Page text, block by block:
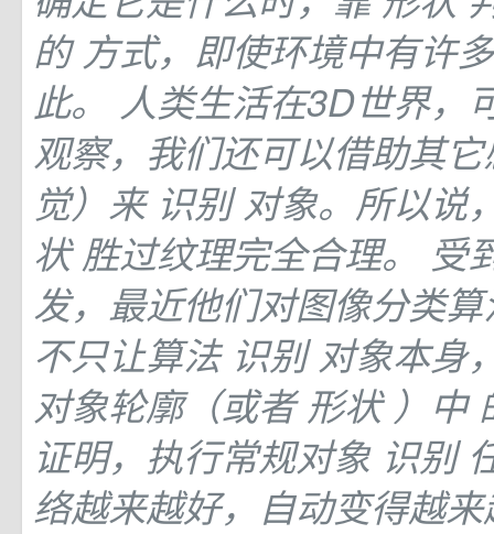
的方式，即使环境中有许
此。 人类生活在3D世界，
观察，我们还可以借助其
觉）来 识别对象。所以说
状胜过纹理完全合理。 受
发，最近他们对图像分类
不只让算法 识别对象本身
对象轮廓（或者形状 ）中
证明，执行常规对象 识别
络越来越好，自动变得越